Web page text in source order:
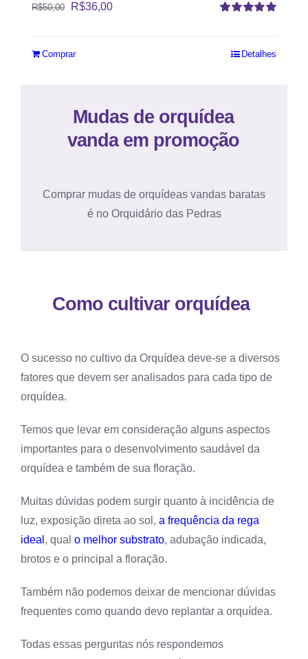
R$50,00 R$36,00
Comprar Detalhes
Mudas de orquídea
vanda em promoção
Comprar mudas de orquídeas vandas baratas
é no Orquidário das Pedras
Como cultivar orquídea
O sucesso no cultivo da Orquídea deve-se a diversos
fatores que devem ser analisados para cada tipo de
orquídea.
Temos que levar em consideração alguns aspectos
importantes para o desenvolvimento saudável da
orquídea e também de sua floração.
Muitas dúvidas podem surgir quanto à incidência de
luz, exposição direta ao sol, a frequência da rega
ideal , qual o melhor substrato, adubação indicada,
brotos e o principal a floração.
Também não podemos deixar de mencionar dúvidas
frequentes como quando devo replantar a orquídea.
Todas essas perguntas nós respondemos